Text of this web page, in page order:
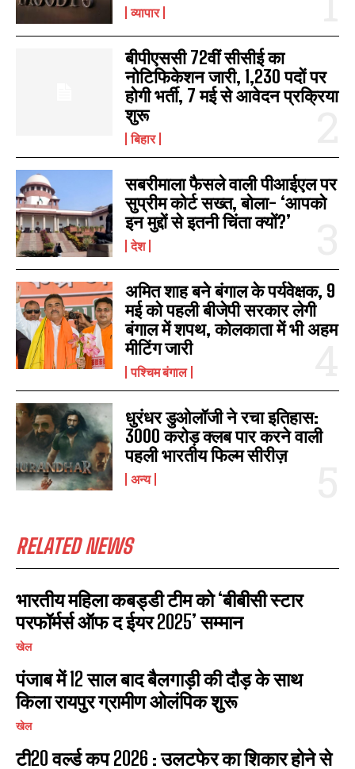
I've read and accept thePrivacy Policy.
व्यापार
बीपीएससी 72वीं सीसीई का
नोटिफिकेशन जारी, 1,230 पदों पर
होगी भर्ती, 7 मई से आवेदन प्रक्रिया
शुरू
बिहार
सबरीमाला फैसले वाली पीआईएल पर
सुप्रीम कोर्ट सख्त, बोला- ‘आपको
इन मुद्दों से इतनी चिंता क्यों?’
देश
अमित शाह बने बंगाल के पर्यवेक्षक, 9
मई को पहली बीजेपी सरकार लेगी
बंगाल में शपथ, कोलकाता में भी अहम
मीटिंग जारी
पश्चिम बंगाल
धुरंधर डुओलॉजी ने रचा इतिहास:
3000 करोड़ क्लब पार करने वाली
पहली भारतीय फिल्म सीरीज़
अन्य
RELATED NEWS
भारतीय महिला कबड्डी टीम को ‘बीबीसी स्टार
परफॉर्मर्स ऑफ द ईयर 2025’ सम्मान
खेल
पंजाब में 12 साल बाद बैलगाड़ी की दौड़ के साथ
किला रायपुर ग्रामीण ओलंपिक शुरू
खेल
टी20 वर्ल्ड कप 2026 : उलटफेर का शिकार होने से